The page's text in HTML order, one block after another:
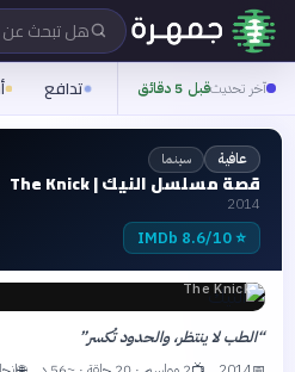
هل تبحث
آخر تحديثقبل 5 دقائق تدافع
عافية سينما
قصة مسلسل النيك | The Knick
2014
⭐
8.6/10 IMDb
The Knick
“الطب لا ينتظر، والحدود تُكسر”